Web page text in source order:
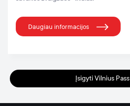
Daugiau informacijos
Įsigyti Vilnius Pass